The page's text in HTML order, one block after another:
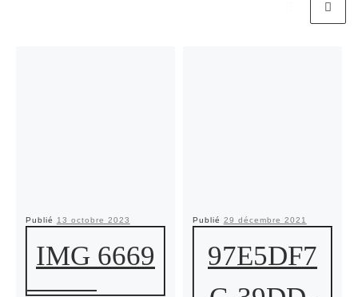
Publié 13 octobre 2023
IMG 6669
Publié 29 décembre 2021
97E5DF7